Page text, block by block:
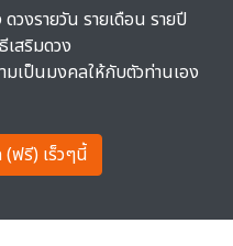
วงรายวัน รายเดือน รายปี
สริมดวง
มเป็นมงคลให้กับตัวท่านเอง
ฟรี) เร็วๆนี้